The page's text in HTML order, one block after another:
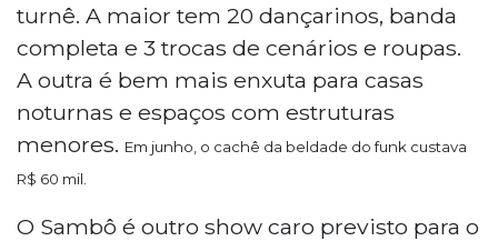
turnê. A maior tem 20 dançarinos, banda
completa e 3 trocas de cenários e roupas.
A outra é bem mais enxuta para casas
noturnas e espaços com estruturas
menores. Em junho, o cachê da beldade do funk custava
R$ 60 mil.
O Sambô é outro show caro previsto para o